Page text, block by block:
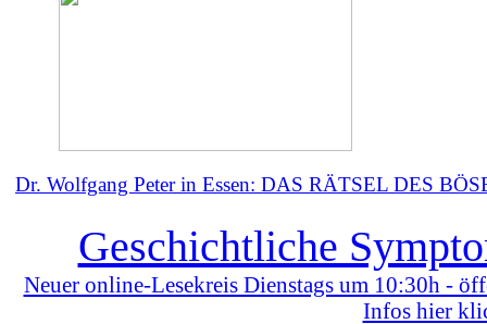
Dr. Wolfgang Peter in Essen: DAS RÄTSEL DES
Geschichtliche
Neuer online-Lesekreis Dienstags um 10:30h -
Infos hier